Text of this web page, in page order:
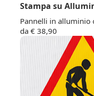
Stampa su
Pannelli in alluminio
da € 38,90